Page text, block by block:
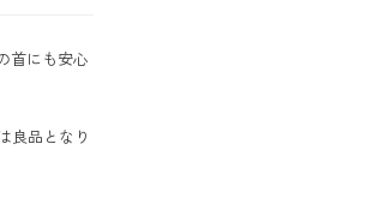
首にも安心
良品となり